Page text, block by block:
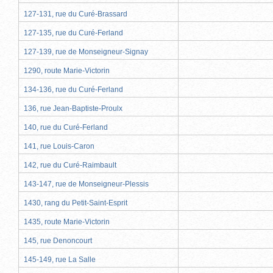
127-131, rue du Curé-Brassard
127-135, rue du Curé-Ferland
127-139, rue de Monseigneur-Signay
1290, route Marie-Victorin
134-136, rue du Curé-Ferland
136, rue Jean-Baptiste-Proulx
140, rue du Curé-Ferland
141, rue Louis-Caron
142, rue du Curé-Raimbault
143-147, rue de Monseigneur-Plessis
1430, rang du Petit-Saint-Esprit
1435, route Marie-Victorin
145, rue Denoncourt
145-149, rue La Salle